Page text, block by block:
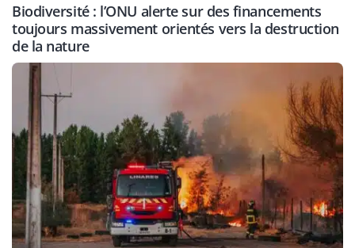
Biodiversité : l’ONU alerte sur des financements
toujours massivement orientés vers la destruction
de la nature